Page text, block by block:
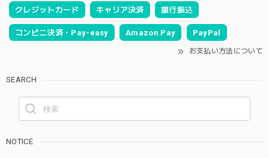
クレジットカード キャリア決済 銀行振込
コンビニ決済・Pay-easy Amazon Pay PayPal
お支払い方法について
SEARCH
NOTICE